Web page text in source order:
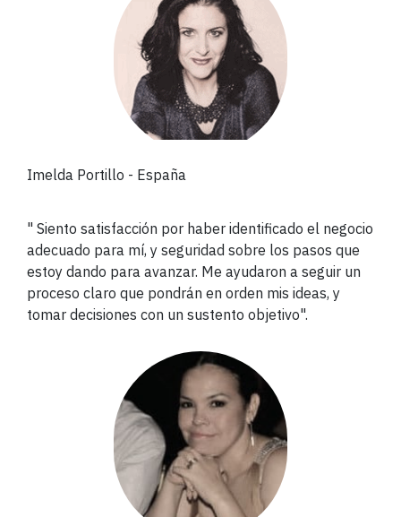
Imelda Portillo - España
" Siento satisfacción por haber identificado el negocio
adecuado para mí, y seguridad sobre los pasos que
estoy dando para avanzar. Me ayudaron a seguir un
proceso claro que pondrán en orden mis ideas, y
tomar decisiones con un sustento objetivo".